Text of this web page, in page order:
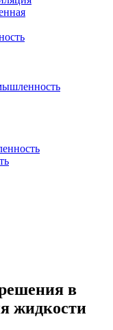
в
жидкости